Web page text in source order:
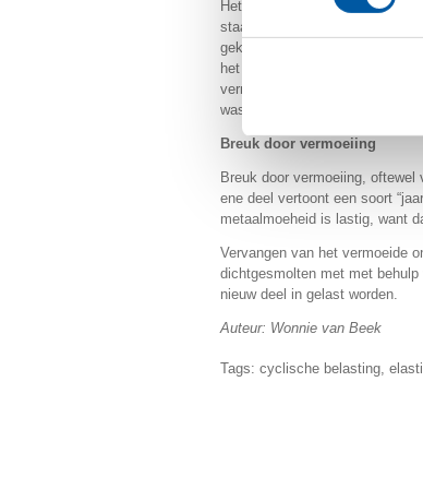
Het is redelijk voorspelbaar
staal 100.000 tot 1.000.000
gekeken naar de
het ongeveer zal duren voordat
vermoeiingsscheuren en des
was dan verwacht, heeft
Breuk door vermoeiing
Breuk door vermoeiing,
ene deel vertoont een soort
metaalmoeheid is lastig, want
Vervangen van het vermoeide
dichtgesmolten met met
nieuw deel in gelast worden.
Auteur: Wonnie van Beek
Tags: cyclische belasting,